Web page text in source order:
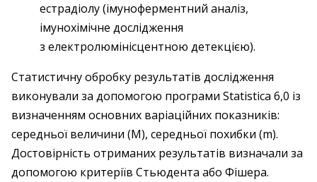
естрадіолу (імуноферментний аналіз,
імунохімічне дослідження
з електролюмінісцентною детекцією).
Статистичну обробку результатів дослідження
виконували за допомогою програми Statistica 6,0 із
визначенням основних варіаційних показників:
середньої величини (М), середньої похибки (m).
Достовірність отриманих результатів визначали за
допомогою критеріїв Стьюдента або Фішера.